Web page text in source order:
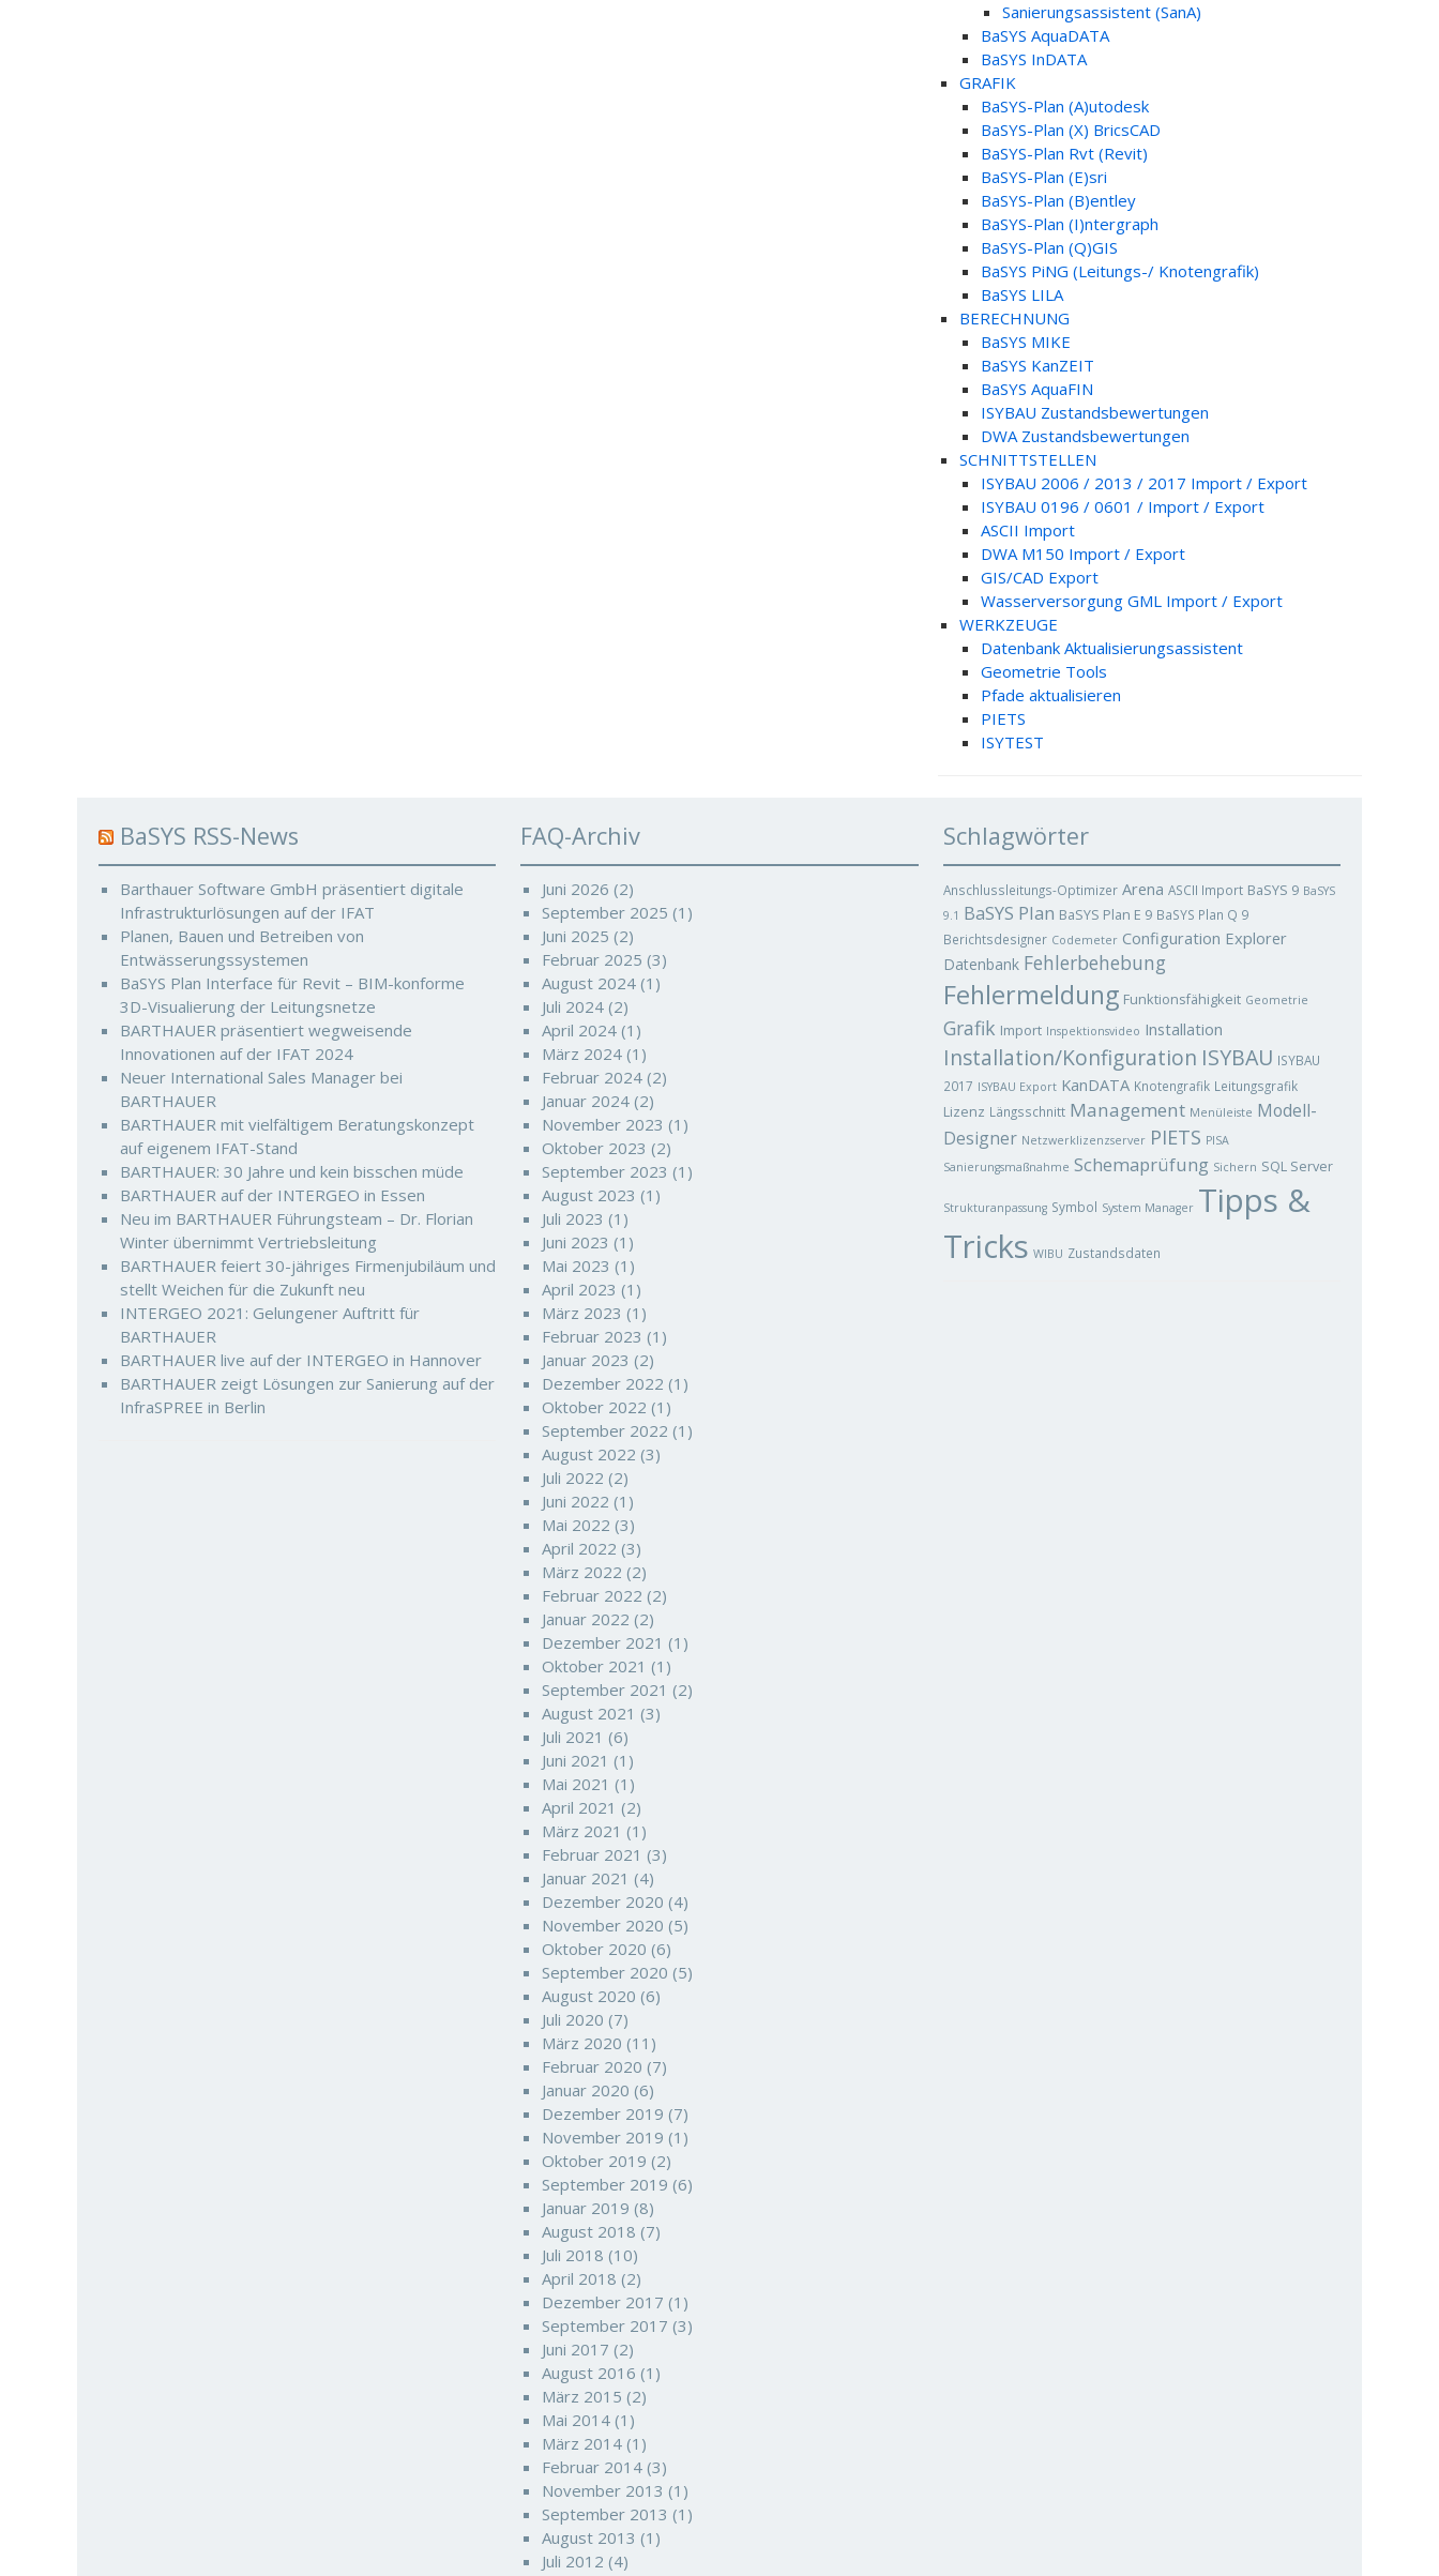
Sanierungsassistent (SanA)
BaSYS AquaDATA
BaSYS InDATA
GRAFIK
BaSYS-Plan (A)utodesk
BaSYS-Plan (X) BricsCAD
BaSYS-Plan Rvt (Revit)
BaSYS-Plan (E)sri
BaSYS-Plan (B)entley
BaSYS-Plan (I)ntergraph
BaSYS-Plan (Q)GIS
BaSYS PiNG (Leitungs-/ Knotengrafik)
BaSYS LILA
BERECHNUNG
BaSYS MIKE
BaSYS KanZEIT
BaSYS AquaFIN
ISYBAU Zustandsbewertungen
DWA Zustandsbewertungen
SCHNITTSTELLEN
ISYBAU 2006 / 2013 / 2017 Import / Export
ISYBAU 0196 / 0601 / Import / Export
ASCII Import
DWA M150 Import / Export
GIS/CAD Export
Wasserversorgung GML Import / Export
WERKZEUGE
Datenbank Aktualisierungsassistent
Geometrie Tools
Pfade aktualisieren
PIETS
ISYTEST
BaSYS RSS-News
Barthauer Software GmbH präsentiert digitale
Infrastrukturlösungen auf der IFAT
Planen, Bauen und Betreiben von
Entwässerungssystemen
BaSYS Plan Interface für Revit – BIM-konforme
3D-Visualierung der Leitungsnetze
BARTHAUER präsentiert wegweisende
Innovationen auf der IFAT 2024
Neuer International Sales Manager bei
BARTHAUER
BARTHAUER mit vielfältigem Beratungskonzept
auf eigenem IFAT-Stand
BARTHAUER: 30 Jahre und kein bisschen müde
BARTHAUER auf der INTERGEO in Essen
Neu im BARTHAUER Führungsteam – Dr. Florian
Winter übernimmt Vertriebsleitung
BARTHAUER feiert 30-jähriges Firmenjubiläum und
stellt Weichen für die Zukunft neu
INTERGEO 2021: Gelungener Auftritt für
BARTHAUER
BARTHAUER live auf der INTERGEO in Hannover
BARTHAUER zeigt Lösungen zur Sanierung auf der
InfraSPREE in Berlin
FAQ-Archiv
Juni 2026 (2)
September 2025 (1)
Juni 2025 (2)
Februar 2025 (3)
August 2024 (1)
Juli 2024 (2)
April 2024 (1)
März 2024 (1)
Februar 2024 (2)
Januar 2024 (2)
November 2023 (1)
Oktober 2023 (2)
September 2023 (1)
August 2023 (1)
Juli 2023 (1)
Juni 2023 (1)
Mai 2023 (1)
April 2023 (1)
März 2023 (1)
Februar 2023 (1)
Januar 2023 (2)
Dezember 2022 (1)
Oktober 2022 (1)
September 2022 (1)
August 2022 (3)
Juli 2022 (2)
Juni 2022 (1)
Mai 2022 (3)
April 2022 (3)
März 2022 (2)
Februar 2022 (2)
Januar 2022 (2)
Dezember 2021 (1)
Oktober 2021 (1)
September 2021 (2)
August 2021 (3)
Juli 2021 (6)
Juni 2021 (1)
Mai 2021 (1)
April 2021 (2)
März 2021 (1)
Februar 2021 (3)
Januar 2021 (4)
Dezember 2020 (4)
November 2020 (5)
Oktober 2020 (6)
September 2020 (5)
August 2020 (6)
Juli 2020 (7)
März 2020 (11)
Februar 2020 (7)
Januar 2020 (6)
Dezember 2019 (7)
November 2019 (1)
Oktober 2019 (2)
September 2019 (6)
Januar 2019 (8)
August 2018 (7)
Juli 2018 (10)
April 2018 (2)
Dezember 2017 (1)
September 2017 (3)
Juni 2017 (2)
August 2016 (1)
März 2015 (2)
Mai 2014 (1)
März 2014 (1)
Februar 2014 (3)
November 2013 (1)
September 2013 (1)
August 2013 (1)
Juli 2012 (4)
Schlagwörter
Anschlussleitungs-Optimizer Arena ASCII Import BaSYS 9 BaSYS
9.1 BaSYS Plan BaSYS Plan E 9 BaSYS Plan Q 9
Berichtsdesigner Codemeter Configuration Explorer
Datenbank Fehlerbehebung
Fehlermeldung Funktionsfähigkeit Geometrie
Grafik Import Inspektionsvideo Installation
Installation/Konfiguration ISYBAU ISYBAU
2017 ISYBAU Export KanDATA Knotengrafik Leitungsgrafik
Lizenz Längsschnitt Management Menüleiste Modell-
Designer Netzwerklizenzserver PIETS PISA
Sanierungsmaßnahme Schemaprüfung Sichern SQL Server
Strukturanpassung Symbol System Manager Tipps &
Tricks WIBU Zustandsdaten